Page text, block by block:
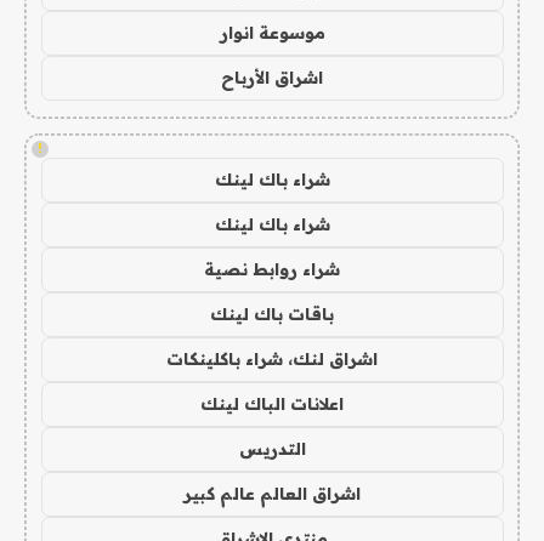
موسوعة انوار
اشراق الأرباح
!
شراء باك لينك
شراء باك لينك
شراء روابط نصية
باقات باك لينك
اشراق لنك، شراء باكلينكات
اعلانات الباك لينك
التدريس
اشراق العالم عالم كبير